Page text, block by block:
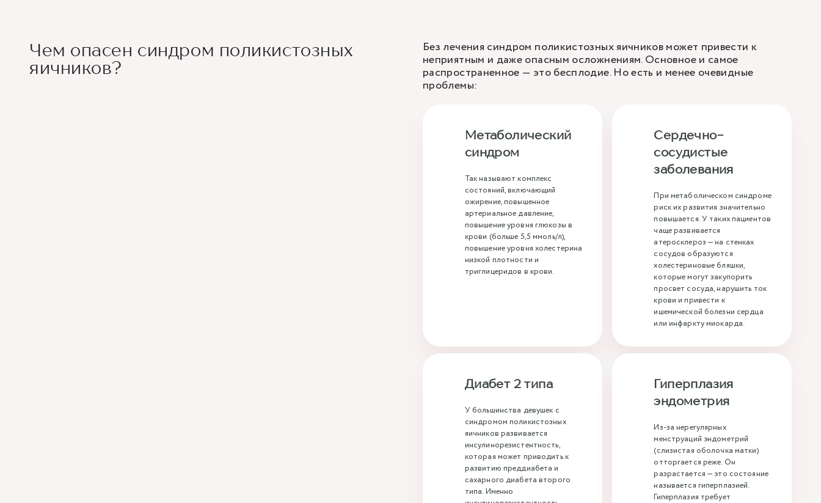
Чем опасен синдром поликистозных
яичников?
Без лечения синдром поликистозных яичников может привести к
неприятным и даже опасным осложнениям. Основное и самое
распространенное — это бесплодие. Но есть и менее очевидные
проблемы:
Метаболический
синдром
Так называют комплекс
состояний, включающий
ожирение, повышенное
артериальное давление,
повышение уровня глюкозы в
крови (больше 5,5 ммоль/л),
повышение уровня холестерина
низкой плотности и
триглицеридов в крови.
Сердечно-
сосудистые
заболевания
При метаболическом синдроме
риск их развития значительно
повышается. У таких пациентов
чаще развивается
атеросклероз — на стенках
сосудов образуются
холестериновые бляшки,
которые могут закупорить
просвет сосуда, нарушить ток
крови и привести к
ишемической болезни сердца
или инфаркту миокарда.
Диабет 2 типа
У большинства девушек с
синдромом поликистозных
яичников развивается
инсулинорезистентность,
которая может приводить к
развитию преддиабета и
сахарного диабета второго
типа. Именно
Гиперплазия
эндометрия
Из-за нерегулярных
менструаций эндометрий
(слизистая оболочка матки)
отторгается реже. Он
разрастается — это состояние
называется гиперплазией.
Гиперплазия требует